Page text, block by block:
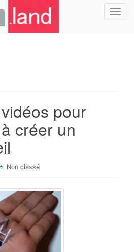
T
pour
créer un
Non classé